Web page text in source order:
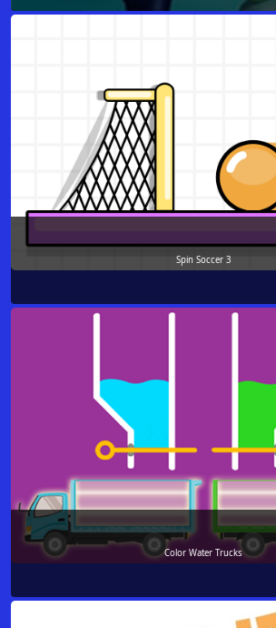
Spin Soccer 3
Color Water Trucks